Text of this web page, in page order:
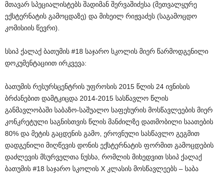
მთავარ სპეციალისტებს შადიმან შერვაშიძესა (მეთვალყურე
ექსტერნატის გამოცდაზე) და მიხეილ რიჟვაძეს (საგამოცდო
კომისიის წევრი).
სსიპ ქალაქ ბათუმის #18 საჯარო სკოლის მიერ წარმოდგენილი
დოკუმენტაციით ირკვევა:
ბათუმის რესურსცენტრის უფროსის 2015 წლის 24 ივნისის
ბრძანებით დამტკიცდა 2014-2015 სასწავლო წლის
განმავლობაში საბაზო-საშუალო საფეხურის მოსწავლეების მიერ
კონკრეტული საგნისთვის წლის მანძილზე დათმობილი საათების
80% და მეტის გაცდენის გამო, ეროვნული სასწავლო გეგმით
დადგენილი მიღწევის დონის ექსტერნატის ფორმით გამოცდების
დაძლევის მსურველთა ნუსხა, რომლის მიხედვით სსიპ ქალაქ
ბათუმის #18 საჯარო სკოლის X კლასის მოსწავლეებს – საბა